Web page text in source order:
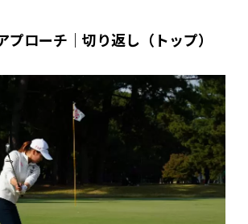
ローチ｜切り返し（トップ）